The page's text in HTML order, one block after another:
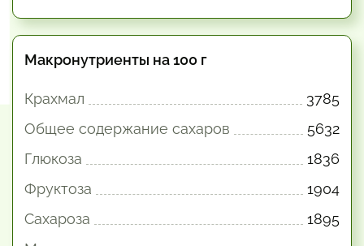
Макронутриенты на 100 г
Крахмал
3785
Общее содержание сахаров
5632
Глюкоза
1836
Фруктоза
1904
Сахароза
1895